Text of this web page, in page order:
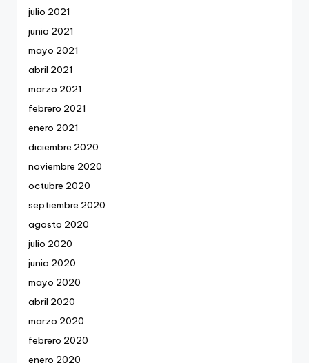
julio 2021
junio 2021
mayo 2021
abril 2021
marzo 2021
febrero 2021
enero 2021
diciembre 2020
noviembre 2020
octubre 2020
septiembre 2020
agosto 2020
julio 2020
junio 2020
mayo 2020
abril 2020
marzo 2020
febrero 2020
enero 2020